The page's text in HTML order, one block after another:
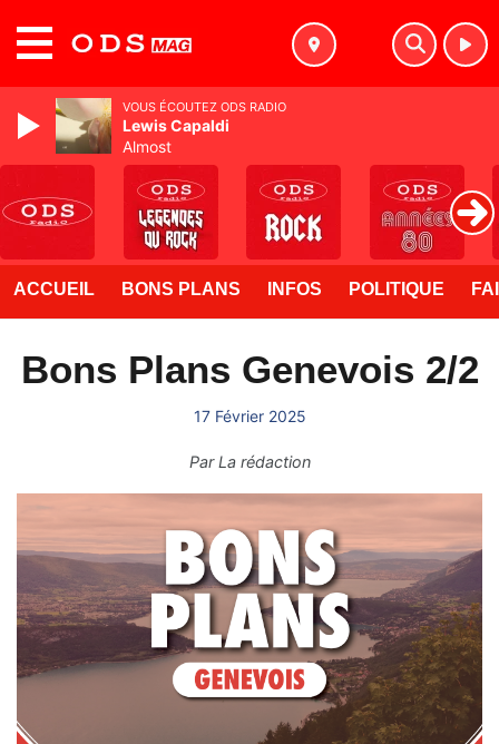
ACCUEIL BONS PLANS INFOS POLITIQUE
Bons Plans Genevois 2/2
17 Février 2025
ParLa rédaction
VOUS ÉCOUTEZ ODS RADIO
Lewis Capaldi
Almost